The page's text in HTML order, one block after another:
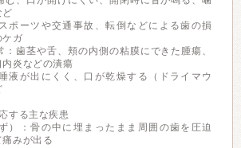
ど
ポーツや交通事故、転倒などによる歯の損
ケガ
：歯茎や舌、頬の内側の粘膜にできた腫瘍、
炎などの潰瘍
液が出にくく、口が乾燥する（ドライマウ
する主な疾患
）：骨の中に埋まったまま周囲の歯を圧迫
みが出る